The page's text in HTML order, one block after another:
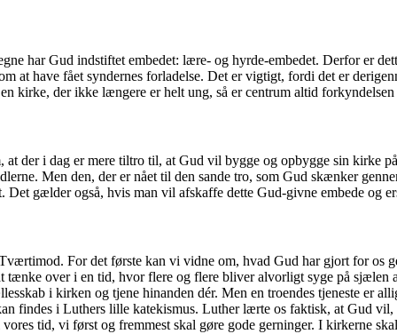
har Gud indstiftet embedet: lære- og hyrde-embedet. Derfor er
at have fået syndernes forladelse. Det er vigtigt, fordi det er
kirke, der ikke længere er helt ung, så er centrum altid
der i dag er mere tiltro til, at Gud vil bygge og opbygge sin kirke
Men den, der er nået til den sande tro, som Gud skænker
gælder også, hvis man vil afskaffe dette Gud-givne embede og
For det første kan vi vidne om, hvad Gud har gjort for os
over i en tid, hvor flere og flere bliver alvorligt syge på sjælen
i kirken og tjene hinanden dér. Men en troendes tjeneste er
findes i Luthers lille katekismus. Luther lærte os faktisk, at Gud
tid, vi først og fremmest skal gøre gode gerninger. I kirkerne